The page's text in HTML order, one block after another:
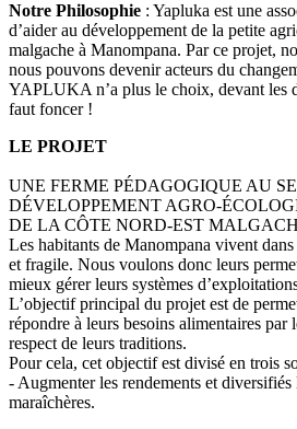
Notre Philosophie : Yapluka est une
d’aider au développement de la petite
malgache à Manompana. Par ce projet,
nous pouvons devenir acteurs du
YAPLUKA n’a plus le choix, devant les
faut foncer !
LE PROJET
UNE FERME PÉDAGOGIQUE AU
DÉVELOPPEMENT AGRO-
DE LA CÔTE NORD-EST
Les habitants de Manompana vivent
et fragile. Nous voulons donc leurs
mieux gérer leurs systèmes
L’objectif principal du projet est de
répondre à leurs besoins alimentaires par
respect de leurs traditions.
Pour cela, cet objectif est divisé en trois
- Augmenter les rendements et
maraîchères.